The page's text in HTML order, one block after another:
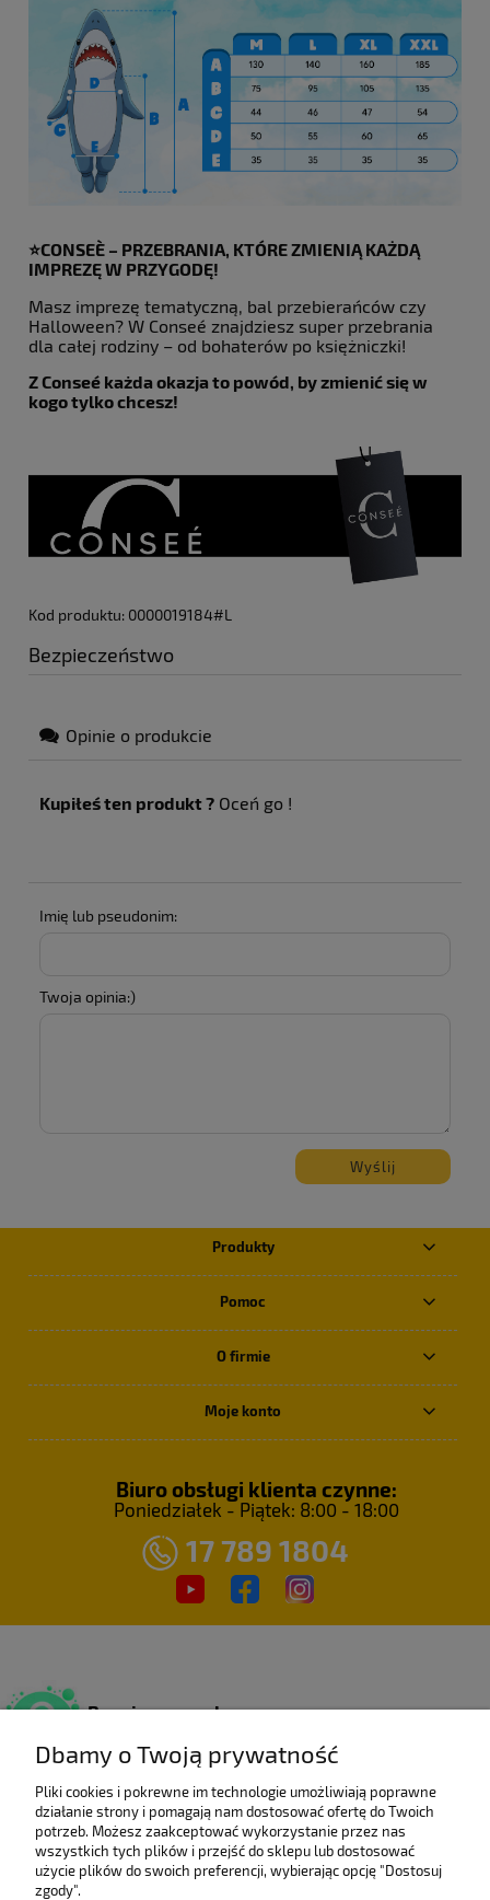
⭐️CONSEÈ – PRZEBRANIA, KTÓRE ZMIENIĄ KAŻDĄ
IMPREZĘ W PRZYGODĘ!
Masz imprezę tematyczną, bal przebierańców czy
Halloween? W Conseé znajdziesz super przebrania
dla całej rodziny – od bohaterów po księżniczki!
Z Conseé każda okazja to powód, by zmienić się w
kogo tylko chcesz!
Kod produktu: 0000019184#L
Bezpieczeństwo
Opinie o produkcie
Kupiłeś ten produkt ? Oceń go !
Imię lub pseudonim:
Twoja opinia:)
Wyślij
Produkty
Pomoc
O firmie
Moje konto
Biuro obsługi klienta czynne:
Poniedziałek - Piątek: 8:00 - 18:00
17 789 1804
Bezpieczne zakupy
Wieloletni laureat
rankingu e-Gazele Biznesu.
Dbamy o Twoją prywatność
Pliki cookies i pokrewne im technologie umożliwiają poprawne
działanie strony i pomagają nam dostosować ofertę do Twoich
potrzeb. Możesz zaakceptować wykorzystanie przez nas
wszystkich tych plików i przejść do sklepu lub dostosować
użycie plików do swoich preferencji, wybierając opcję "Dostosuj
zgody".